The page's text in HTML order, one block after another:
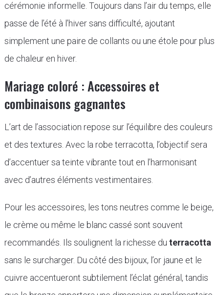
cérémonie informelle. Toujours dans l’air du temps, elle
passe de l’été à l’hiver sans difficulté, ajoutant
simplement une paire de collants ou une étole pour plus
de chaleur en hiver.
Mariage coloré : Accessoires et
combinaisons gagnantes
L’art de l’association repose sur l’équilibre des couleurs
et des textures. Avec la robe terracotta, l’objectif sera
d’accentuer sa teinte vibrante tout en l’harmonisant
avec d’autres éléments vestimentaires.
Pour les accessoires, les tons neutres comme le beige,
le crème ou même le blanc cassé sont souvent
recommandés. Ils soulignent la richesse du terracotta
sans le surcharger. Du côté des bijoux, l’or jaune et le
cuivre accentueront subtilement l’éclat général, tandis